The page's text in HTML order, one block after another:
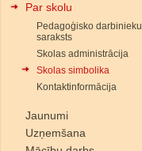
Par skolu
Pedagoģisko darbinieku
saraksts
Skolas administrācija
Skolas simbolika
Kontaktinformācija
Jaunumi
Uzņemšana